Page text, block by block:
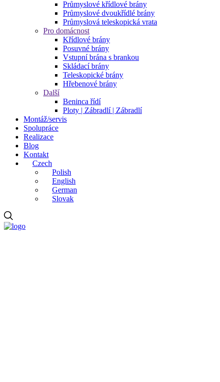
Průmyslové křídlové brány
Průmyslové dvoukřídlé brány
Průmyslová teleskopická vrata
Pro domácnost
Křídlové brány
Posuvné brány
Vstupní brána s brankou
Skládací brány
Teleskopické brány
Hřebenové brány
Další
Beninca řídí
Ploty | Zábradlí | Zábradlí
Montáž/servis
Spolupráce
Realizace
Blog
Kontakt
Czech
Polish
English
German
Slovak